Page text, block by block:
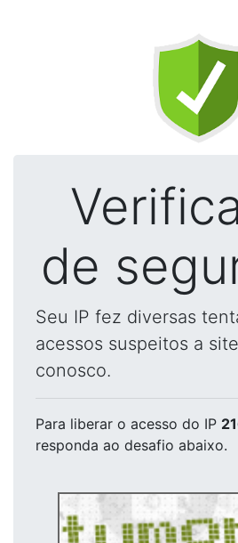
de
Seu IP fez diversas
acessos suspeitos a
conosco.
Para liberar o acesso do IP
responda ao desafio abaixo.